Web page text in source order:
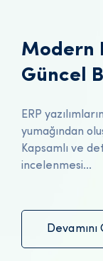
Modern
Güncel
ERP
yumağından
Kapsamlı ve
incelenmesi...
Devamını